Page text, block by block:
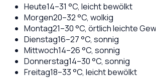
Heute14–31 °C, leicht bewölkt
Morgen20–32°C, wolkig
Montag21–30°C, örtlich leichte
Dienstag16–27°C, sonnig
Mittwoch14–26°C, sonnig
Donnerstag14–30°C, sonnig
Freitag18–33°C, leicht bewölkt